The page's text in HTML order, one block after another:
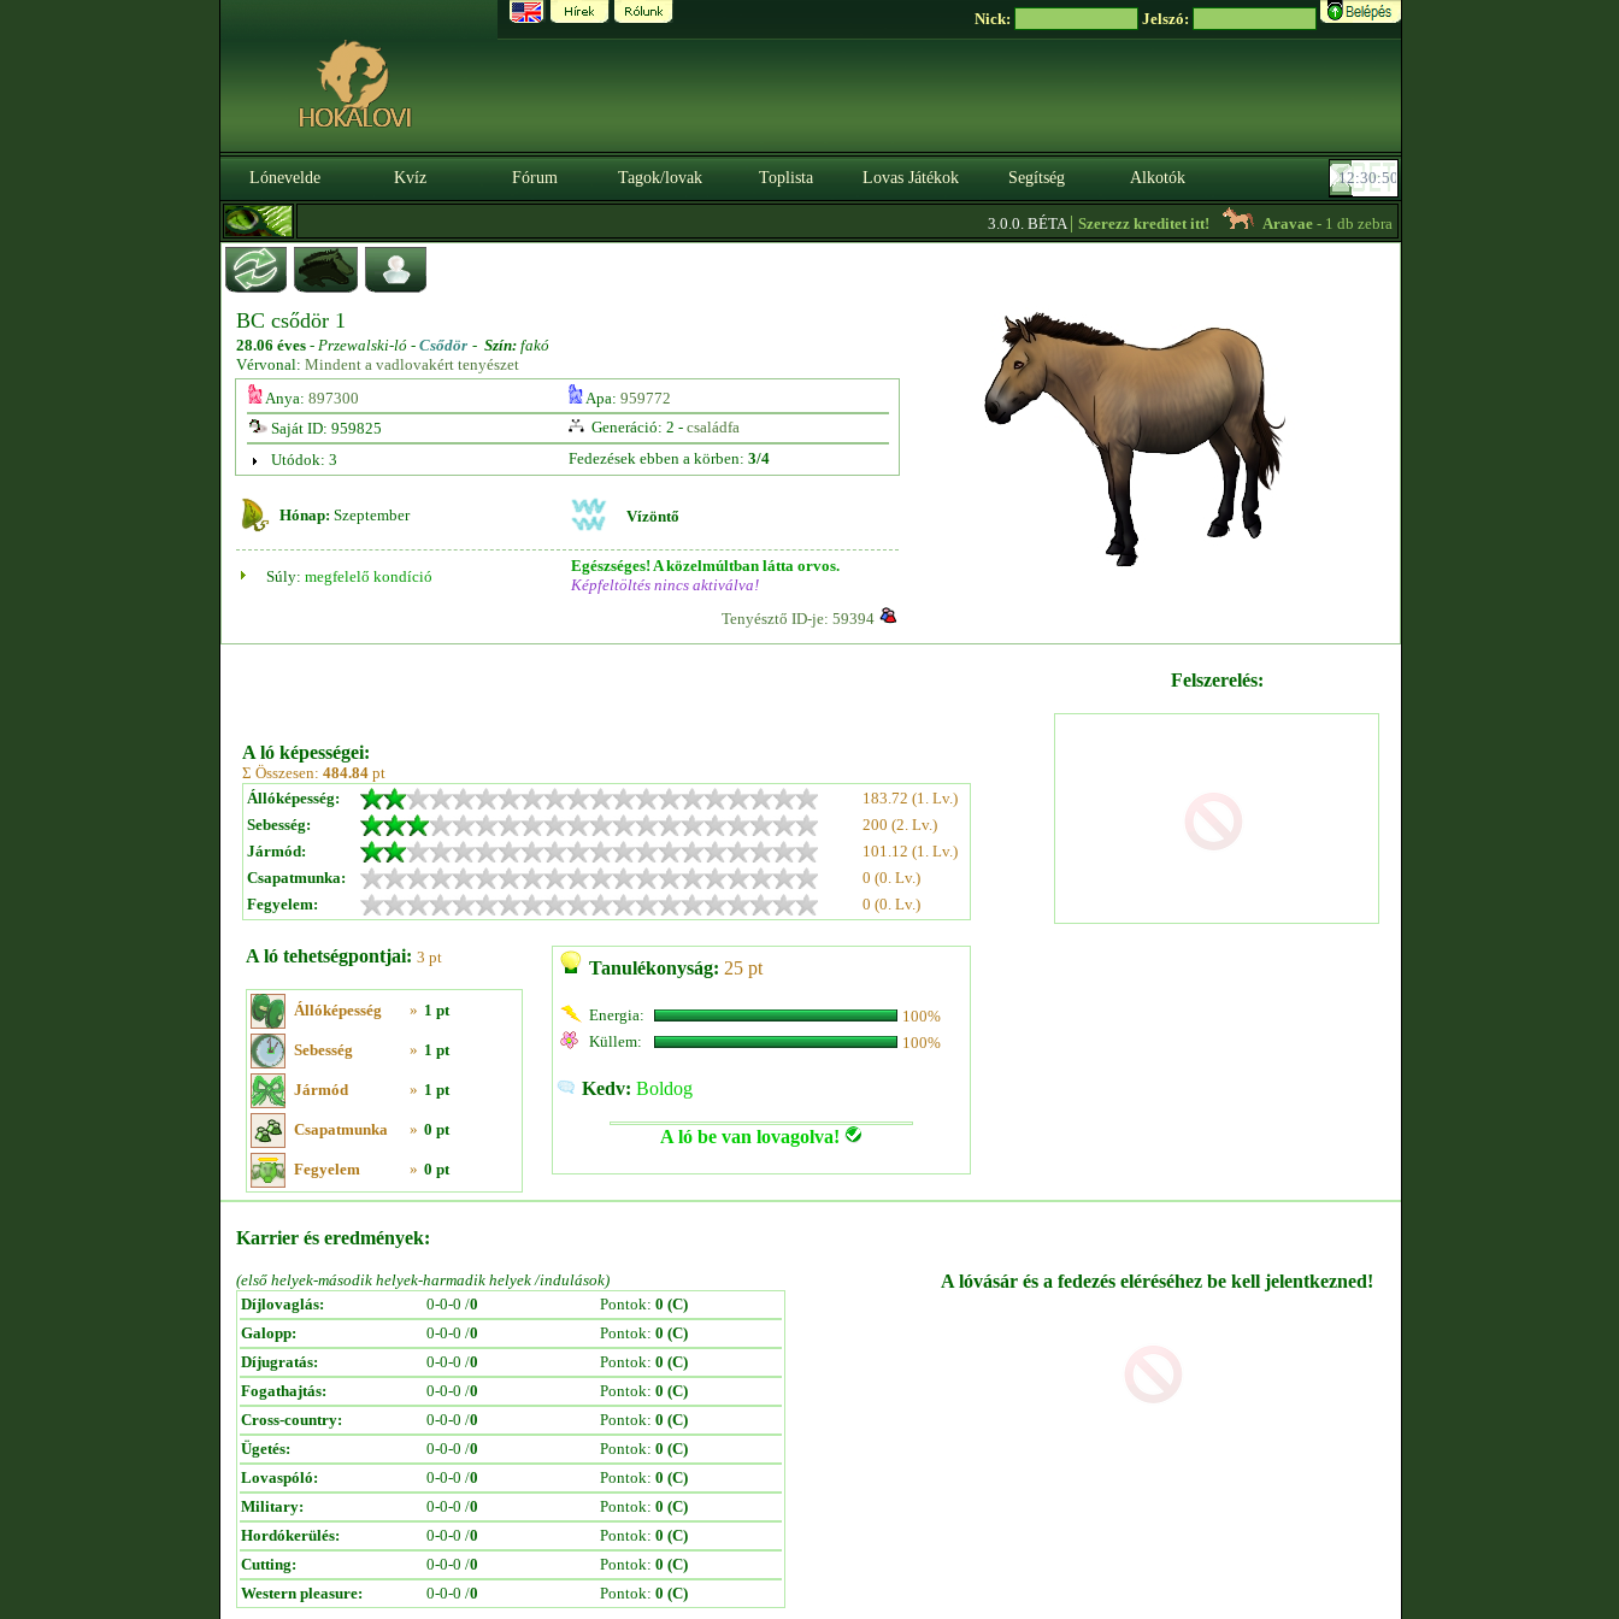
Nick: Jelszó:
Lónevelde Kvíz Fórum Tagok/lovak Toplista Lovas Játékok Segítség Alkotók
3.0.0. BÉTA|Szerezz kreditet itt! Aravae- 1 db zebra kancát vásárolnék. Thp, összpont
BC csődör 1
28.06 éves - Przewalski-ló - Csődör - Szín: fakó
Vérvonal: Mindent a vadlovakért tenyészet
Anya: 897300 Apa: 959772
Saját ID: 959825
Generáció: 2 - családfa
Utódok: 3
Fedezések ebben a körben: 3/4
Hónap: Szeptember Vízöntő
Súly: megfelelő kondíció
Egészséges! A közelmúltban látta orvos.
Képfeltöltés nincs aktiválva!
Tenyésztő ID-je: 59394
A ló képességei:
Σ Összesen: 484.84 pt
Állóképesség:
183.72 (1. Lv.)
Sebesség:
200 (2. Lv.)
Jármód:
101.12 (1. Lv.)
Csapatmunka:
0 (0. Lv.)
Fegyelem:
0 (0. Lv.)
A ló tehetségpontjai: 3 pt
Állóképesség » 1 pt
Sebesség » 1 pt
Jármód » 1 pt
Csapatmunka » 0 pt
Fegyelem » 0 pt
Tanulékonyság: 25 pt
Energia:
100%
Küllem:
100%
Kedv: Boldog
A ló be van lovagolva!
Felszerelés:
Karrier és eredmények:
(első helyek-második helyek-harmadik helyek /indulások)
Díjlovaglás:
0-0-0 /0 Pontok: 0 (C)
Galopp:
0-0-0 /0 Pontok: 0 (C)
Díjugratás:
0-0-0 /0 Pontok: 0 (C)
Fogathajtás:
0-0-0 /0 Pontok: 0 (C)
Cross-country:
0-0-0 /0 Pontok: 0 (C)
Ügetés:
0-0-0 /0 Pontok: 0 (C)
Lovaspóló:
0-0-0 /0 Pontok: 0 (C)
Military:
0-0-0 /0 Pontok: 0 (C)
Hordókerülés:
0-0-0 /0 Pontok: 0 (C)
Cutting:
0-0-0 /0 Pontok: 0 (C)
Western pleasure:
0-0-0 /0 Pontok: 0 (C)
A lóvásár és a fedezés eléréséhez be kell jelentkezned!